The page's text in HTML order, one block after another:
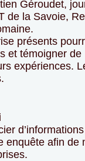
Géroudet,
de la Savoie,
présents
et témoigner de
expériences.
enquête afin de